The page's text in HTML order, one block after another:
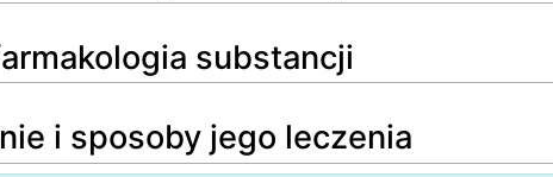
substancji
i sposoby jego leczenia